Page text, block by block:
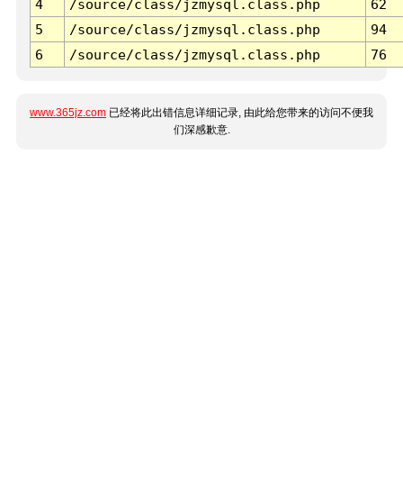
4
/source/class/jzmysql.class.php
62
5
/source/class/jzmysql.class.php
94
6
/source/class/jzmysql.class.php 76
www.365jz.com 已经将此出错信息详细记录, 由此给您带来的访问不便我
们深感歉意.